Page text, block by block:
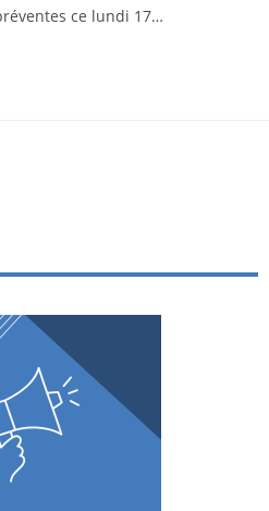
ce lundi 17…